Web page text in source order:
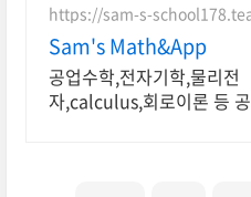
https://sam-s-
Sam's Math&App
공업수학,전자기학,물리전
자,calculus,회로이론 등